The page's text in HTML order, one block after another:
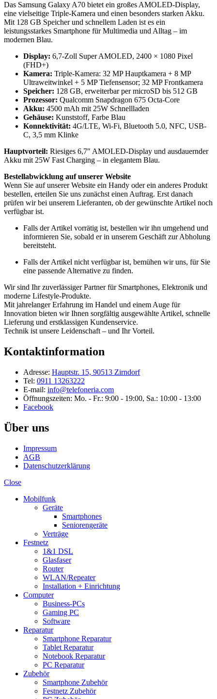
Das Samsung Galaxy A70 bietet ein großes AMOLED-Display,
eine vielseitige Triple-Kamera und einen besonders starken Akku.
Mit 128 GB Speicher und schnellem Laden ist es ein
leistungsstarkes Smartphone für Multimedia und Alltag – im
modernen Blau.
Display: 6,7-Zoll Super AMOLED, 2400 × 1080 Pixel
(FHD+)
Kamera: Triple-Kamera: 32 MP Hauptkamera + 8 MP
Ultraweitwinkel + 5 MP Tiefensensor; 32 MP Frontkamera
Speicher: 128 GB, erweiterbar per microSD bis 512 GB
Prozessor: Qualcomm Snapdragon 675 Octa-Core
Akku: 4500 mAh mit 25W Schnellladen
Gehäuse: Kunststoff, Farbe Blau
Konnektivität: 4G/LTE, Wi-Fi, Bluetooth 5.0, NFC, USB-
C, 3,5 mm Klinke
Hauptvorteil: Riesiges 6,7″ AMOLED-Display und ausdauernder
Akku mit 25W Fast Charging – in elegantem Blau.
Bestellabwicklung auf unserer Website
Wenn Sie auf unserer Website ein Handy oder ein anderes Produkt
bestellen, erteilen Sie uns zunächst einen Auftrag. Erst danach
prüfen wir bei unserem Lieferanten, ob der gewünschte Artikel noch
verfügbar ist.
Falls der Artikel vorrätig ist, bestellen wir ihn umgehend und
informieren Sie, sobald er in unserem Geschäft zur Abholung
bereitsteht.
Falls der Artikel nicht verfügbar ist, bemühen wir uns, für Sie
eine passende Alternative zu finden.
Wir sind Ihr zuverlässiger Partner für Smartphones, Elektronik und
moderne Lifestyle-Produkte.
Mit jahrelanger Erfahrung im Handel und einem Auge für
Innovation bieten wir Ihnen sorgfältig ausgewählte Artikel, schnelle
Lieferung und erstklassigen Kundenservice.
Technik ist unsere Leidenschaft – und Ihr Vorteil.
Kontaktinformation
Adresse: Hauptstr. 15, 90513 Zirndorf
Tel: 0911 13263222
E-mail: info@telefoneria.com
Öffnungszeiten: Mo. - Fr.: 9:00 - 19:00, Sa.: 10:00 - 13:00
Facebook
Über uns
Impressum
AGB
Datenschutzerklärung
Close
Mobilfunk
Geräte
Smartphones
Seniorengeräte
Verträge
Festnetz
1&1 DSL
Glasfaser
Router
WLAN/Repeater
Installation + Einrichtung
Computer
Business-PCs
Gaming PC
Software
Reparatur
Smartphone Reparatur
Tablet Reparatur
Notebook Reparatur
PC Reparatur
Zubehör
Smartphone Zubehör
Festnetz Zubehör